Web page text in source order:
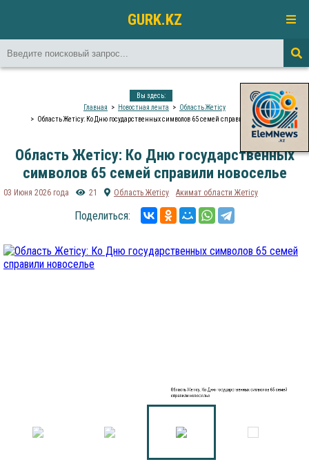
GURK.KZ
Вы здесь:
Главная
Новостная лента
Область Жетісу
Область Жетісу: Ко Дню государственных символов 65 семей справили новоселье
Область Жетісу: Ко Дню государственных
символов 65 семей справили новоселье
03 Июня 2026 года 21 Область Жетісу Акимат области Жетісу
Поделиться:
Область Жетісу: Ко Дню государственных символов 65 семей
справили новоселье